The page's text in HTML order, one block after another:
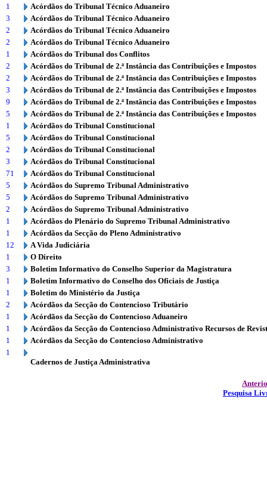
1
Acórdãos do Tribunal Técnico Aduaneiro
3
Acórdãos do Tribunal Técnico Aduaneiro
2
Acórdãos do Tribunal Técnico Aduaneiro
2
Acórdãos do Tribunal Técnico Aduaneiro
1
Acórdãos do Tribunal dos Conflitos
2
Acórdãos do Tribunal de 2.ª Instância das Contribuições e Impostos
2
Acórdãos do Tribunal de 2.ª Instância das Contribuições e Impostos
3
Acórdãos do Tribunal de 2.ª Instância das Contribuições e Impostos
9
Acórdãos do Tribunal de 2.ª Instância das Contribuições e Impostos
5
Acórdãos do Tribunal de 2.ª Instância das Contribuições e Impostos
1
Acórdãos do Tribunal Constitucional
5
Acórdãos do Tribunal Constitucional
2
Acórdãos do Tribunal Constitucional
3
Acórdãos do Tribunal Constitucional
71
Acórdãos do Tribunal Constitucional
5
Acórdãos do Supremo Tribunal Administrativo
5
Acórdãos do Supremo Tribunal Administrativo
2
Acórdãos do Supremo Tribunal Administrativo
1
Acórdãos do Plenário do Supremo Tribunal Administrativo
1
Acórdãos da Secção do Pleno Administrativo
12
A Vida Judiciária
1
O Direito
3
Boletim Informativo do Conselho Superior da Magistratura
1
Boletim Informativo do Conselho dos Oficiais de Justiça
1
Boletim do Ministério da Justiça
2
Acórdãos da Secção do Contencioso Tributário
1
Acórdãos da Secção do Contencioso Aduaneiro
1
Acórdãos da Secção do Contencioso Administrativo Recursos de
1
Acórdãos da Secção do Contencioso Administrativo
1
Cadernos de Justiça Administrativa
Pesquisa